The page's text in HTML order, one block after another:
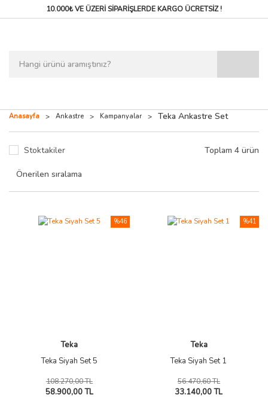
10.000₺ VE ÜZERİ SİPARİŞLERDEKARGO ÜCRETSİZ !
Anasayfa Ankastre Kampanyalar Teka Ankastre Set
Stoktakiler Toplam 4 ürün
Teka
Teka Siyah Set 5
108.270,00 TL
58.900,00 TL
%46
Teka
Teka Siyah Set 1
56.470,60 TL
33.140,00 TL
%41